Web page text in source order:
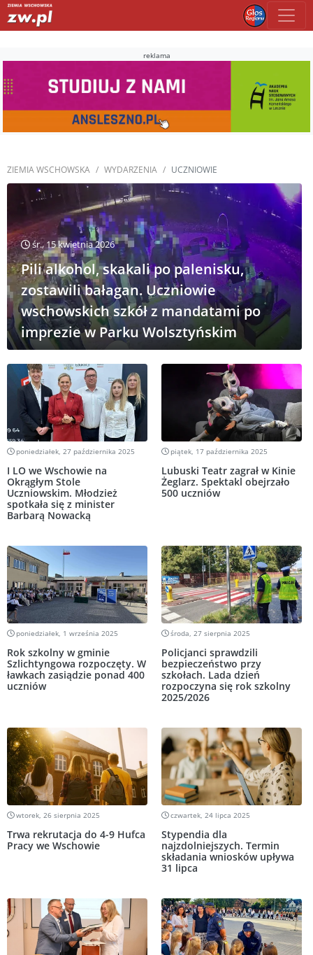
reklama
ZIEMIA WSCHOWSKA WYDARZENIA UCZNIOWIE
śr., 15 kwietnia 2026
Pili alkohol, skakali po palenisku,
zostawili bałagan. Uczniowie
wschowskich szkół z mandatami po
imprezie w Parku Wolsztyńskim
poniedziałek, 27 października 2025
I LO we Wschowie na
Okrągłym Stole
Uczniowskim. Młodzież
spotkała się z minister
Barbarą Nowacką
piątek, 17 października 2025
Lubuski Teatr zagrał w Kinie
Żeglarz. Spektakl obejrzało
500 uczniów
poniedziałek, 1 września 2025
Rok szkolny w gminie
Szlichtyngowa rozpoczęty. W
ławkach zasiądzie ponad 400
uczniów
środa, 27 sierpnia 2025
Policjanci sprawdzili
bezpieczeństwo przy
szkołach. Lada dzień
rozpoczyna się rok szkolny
2025/2026
wtorek, 26 sierpnia 2025
Trwa rekrutacja do 4-9 Hufca
Pracy we Wschowie
czwartek, 24 lipca 2025
Stypendia dla
najzdolniejszych. Termin
składania wniosków upływa
31 lipca